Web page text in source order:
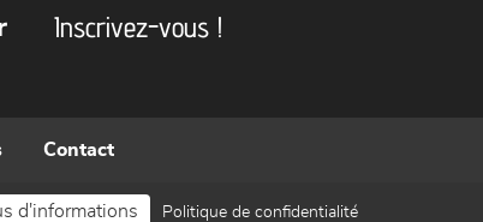
Inscrivez-vous !
Contact
d'informations Politique de confidentialité